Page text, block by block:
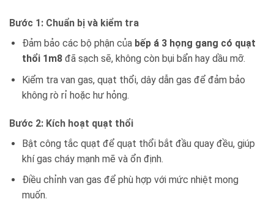
Bước 1: Chuẩn bị và kiểm tra
Đảm bảo các bộ phận của bếp á 3 họng gang có quạt
thổi 1m8đã sạch sẽ, không còn bụi bẩn hay dầu mỡ.
Kiểm tra van gas, quạt thổi, dây dẫn gas để đảm bảo
không rò rỉ hoặc hư hỏng.
Bước 2: Kích hoạt quạt thổi
Bật công tắc quạt để quạt thổi bắt đầu quay đều, giúp
khí gas cháy mạnh mẽ và ổn định.
Điều chỉnh van gas để phù hợp với mức nhiệt mong
muốn.